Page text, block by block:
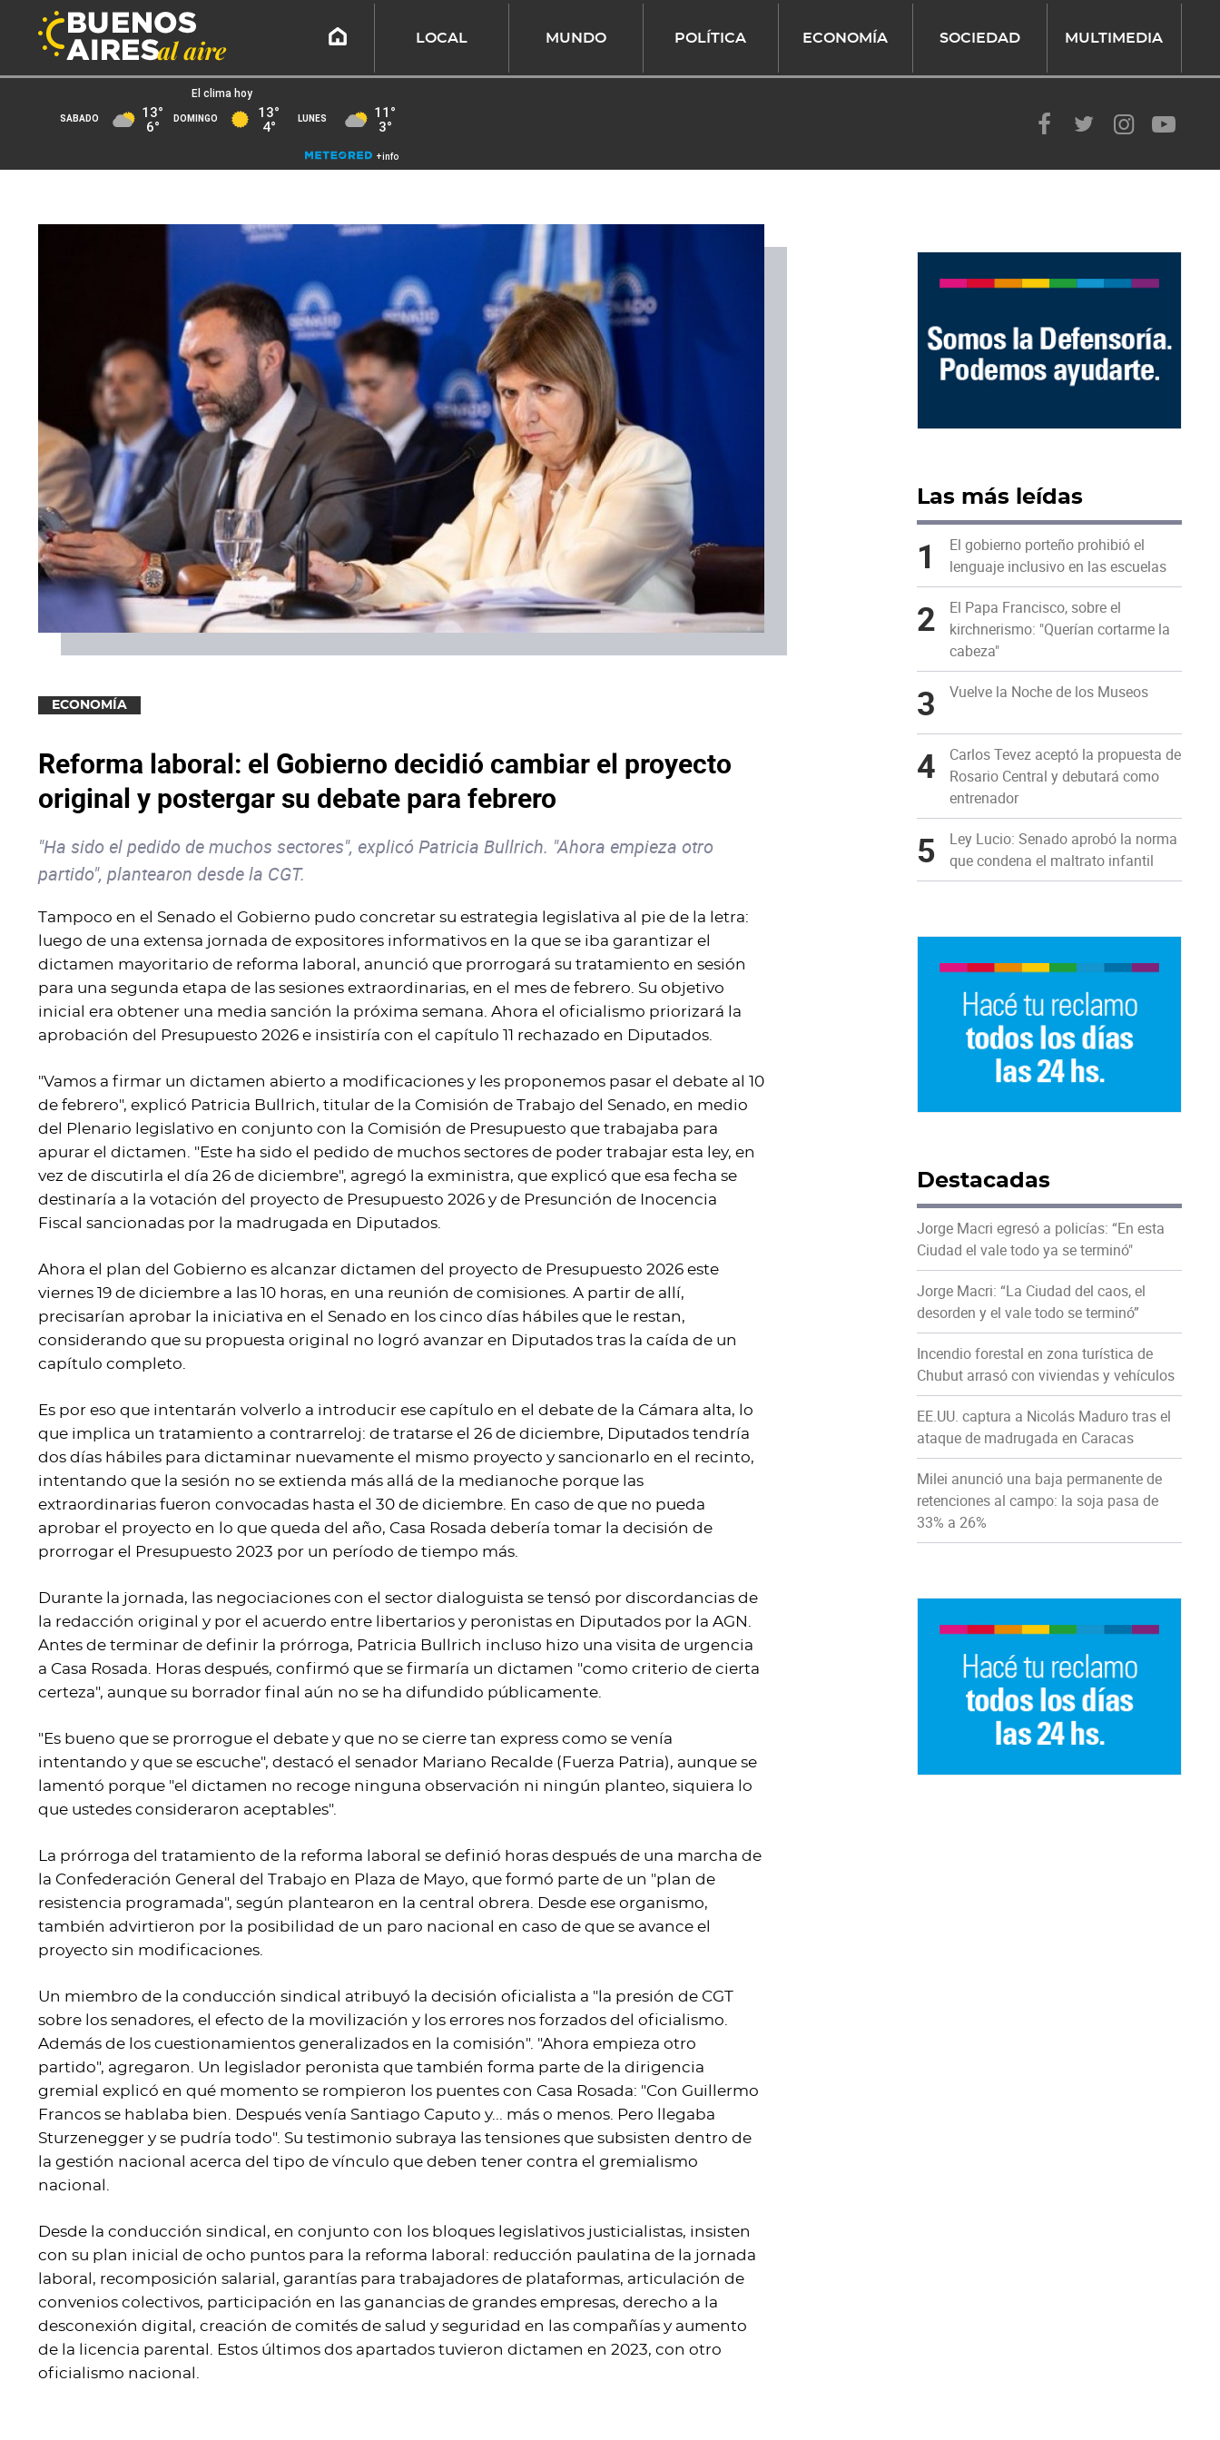
LOCAL MUNDO POLÍTICA ECONOMÍA SOCIEDAD MULTIMEDIA
ECONOMÍA
Reforma laboral: el Gobierno decidió cambiar el proyecto
original y postergar su debate para febrero
"Ha sido el pedido de muchos sectores", explicó Patricia Bullrich. "Ahora empieza otro
partido", plantearon desde la CGT.
Tampoco en el Senado el Gobierno pudo concretar su estrategia legislativa al pie de la letra:
luego de una extensa jornada de expositores informativos en la que se iba garantizar el
dictamen mayoritario de reforma laboral, anunció que prorrogará su tratamiento en sesión
para una segunda etapa de las sesiones extraordinarias, en el mes de febrero. Su objetivo
inicial era obtener una media sanción la próxima semana. Ahora el oficialismo priorizará la
aprobación del Presupuesto 2026 e insistiría con el capítulo 11 rechazado en Diputados.
"Vamos a firmar un dictamen abierto a modificaciones y les proponemos pasar el debate al 10
de febrero", explicó Patricia Bullrich, titular de la Comisión de Trabajo del Senado, en medio
del Plenario legislativo en conjunto con la Comisión de Presupuesto que trabajaba para
apurar el dictamen. "Este ha sido el pedido de muchos sectores de poder trabajar esta ley, en
vez de discutirla el día 26 de diciembre", agregó la exministra, que explicó que esa fecha se
destinaría a la votación del proyecto de Presupuesto 2026 y de Presunción de Inocencia
Fiscal sancionadas por la madrugada en Diputados.
Ahora el plan del Gobierno es alcanzar dictamen del proyecto de Presupuesto 2026 este
viernes 19 de diciembre a las 10 horas, en una reunión de comisiones. A partir de allí,
precisarían aprobar la iniciativa en el Senado en los cinco días hábiles que le restan,
considerando que su propuesta original no logró avanzar en Diputados tras la caída de un
capítulo completo.
Es por eso que intentarán volverlo a introducir ese capítulo en el debate de la Cámara alta, lo
que implica un tratamiento a contrarreloj: de tratarse el 26 de diciembre, Diputados tendría
dos días hábiles para dictaminar nuevamente el mismo proyecto y sancionarlo en el recinto,
intentando que la sesión no se extienda más allá de la medianoche porque las
extraordinarias fueron convocadas hasta el 30 de diciembre. En caso de que no pueda
aprobar el proyecto en lo que queda del año, Casa Rosada debería tomar la decisión de
prorrogar el Presupuesto 2023 por un período de tiempo más.
Durante la jornada, las negociaciones con el sector dialoguista se tensó por discordancias de
la redacción original y por el acuerdo entre libertarios y peronistas en Diputados por la AGN.
Antes de terminar de definir la prórroga, Patricia Bullrich incluso hizo una visita de urgencia
a Casa Rosada. Horas después, confirmó que se firmaría un dictamen "como criterio de cierta
certeza", aunque su borrador final aún no se ha difundido públicamente.
"Es bueno que se prorrogue el debate y que no se cierre tan express como se venía
intentando y que se escuche", destacó el senador Mariano Recalde (Fuerza Patria), aunque se
lamentó porque "el dictamen no recoge ninguna observación ni ningún planteo, siquiera lo
que ustedes consideraron aceptables".
La prórroga del tratamiento de la reforma laboral se definió horas después de una marcha de
la Confederación General del Trabajo en Plaza de Mayo, que formó parte de un "plan de
resistencia programada", según plantearon en la central obrera. Desde ese organismo,
también advirtieron por la posibilidad de un paro nacional en caso de que se avance el
proyecto sin modificaciones.
Un miembro de la conducción sindical atribuyó la decisión oficialista a "la presión de CGT
sobre los senadores, el efecto de la movilización y los errores nos forzados del oficialismo.
Además de los cuestionamientos generalizados en la comisión". "Ahora empieza otro
partido", agregaron. Un legislador peronista que también forma parte de la dirigencia
gremial explicó en qué momento se rompieron los puentes con Casa Rosada: "Con Guillermo
Francos se hablaba bien. Después venía Santiago Caputo y... más o menos. Pero llegaba
Sturzenegger y se pudría todo". Su testimonio subraya las tensiones que subsisten dentro de
la gestión nacional acerca del tipo de vínculo que deben tener contra el gremialismo
nacional.
Desde la conducción sindical, en conjunto con los bloques legislativos justicialistas, insisten
con su plan inicial de ocho puntos para la reforma laboral: reducción paulatina de la jornada
laboral, recomposición salarial, garantías para trabajadores de plataformas, articulación de
convenios colectivos, participación en las ganancias de grandes empresas, derecho a la
desconexión digital, creación de comités de salud y seguridad en las compañías y aumento
de la licencia parental. Estos últimos dos apartados tuvieron dictamen en 2023, con otro
oficialismo nacional.
Las más leídas
1
El gobierno porteño prohibió el
lenguaje inclusivo en las escuelas
2
El Papa Francisco, sobre el
kirchnerismo: "Querían cortarme la
cabeza"
3 Vuelve la Noche de los Museos
4
Carlos Tevez aceptó la propuesta de
Rosario Central y debutará como
entrenador
5
Ley Lucio: Senado aprobó la norma
que condena el maltrato infantil
Destacadas
Jorge Macri egresó a policías: “En esta
Ciudad el vale todo ya se terminó"
Jorge Macri: “La Ciudad del caos, el
desorden y el vale todo se terminó”
Incendio forestal en zona turística de
Chubut arrasó con viviendas y vehículos
EE.UU. captura a Nicolás Maduro tras el
ataque de madrugada en Caracas
Milei anunció una baja permanente de
retenciones al campo: la soja pasa de
33% a 26%